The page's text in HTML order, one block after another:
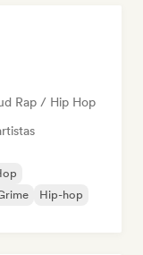
Rap / Hip Hop
Hip-hop